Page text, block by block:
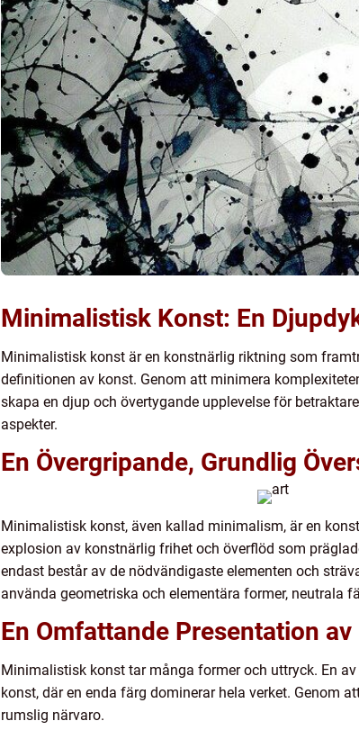
Minimalistisk Konst: En
Minimalistisk konst är en konstnärlig riktning som
definitionen av konst. Genom att minimera
skapa en djup och övertygande upplevelse för
aspekter.
En Övergripande, Grundlig
Minimalistisk konst, även kallad minimalism, är en
explosion av konstnärlig frihet och överflöd som
endast består av de nödvändigaste elementen och
använda geometriska och elementära former, neutrala
En Omfattande Presentation
Minimalistisk konst tar många former och uttryck. En
konst, där en enda färg dominerar hela verket. Genom
rumslig närvaro.